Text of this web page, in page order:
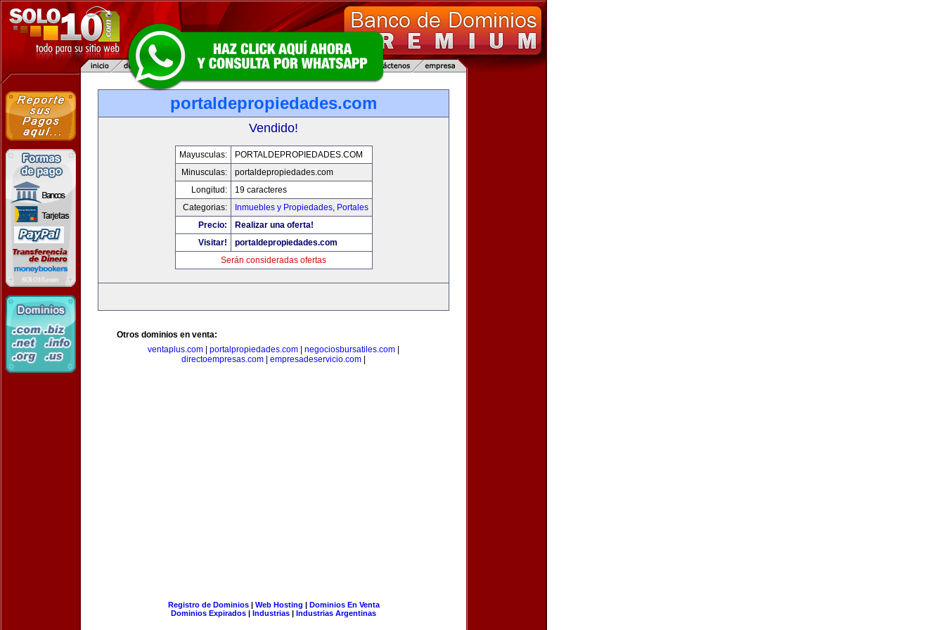
portaldepropiedades.com
Vendido!
Mayusculas:
PORTALDEPROPIEDADES.COM
Minusculas:
portaldepropiedades.com
Longitud:
19 caracteres
Categorias:
Inmuebles y Propiedades, Portales
Precio:
Realizar una oferta!
Visitar!
portaldepropiedades.com
Serán consideradas ofertas
Otros dominios en venta:
ventaplus.com
portalpropiedades.com negociosbursatiles.com
directoempresas.com
empresadeservicio.com
Registro de Dominios| Web Hosting | Dominios En Venta
Dominios Expirados | Industrias | Industrias Argentinas